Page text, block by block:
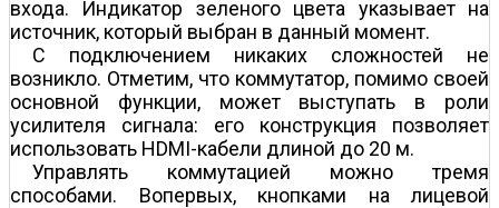
входа. Индикатор зеленого цвета указывает на
источник, который выбран в данный момент.
С подключением никаких сложностей не
возникло. Отметим, что коммутатор, помимо своей
основной функции, может выступать в роли
усилителя сигнала: его конструкция позволяет
использовать HDMI-кабели длиной до 20 м.
Управлять коммутацией можно тремя
способами. Во­первых, кнопками на лицевой